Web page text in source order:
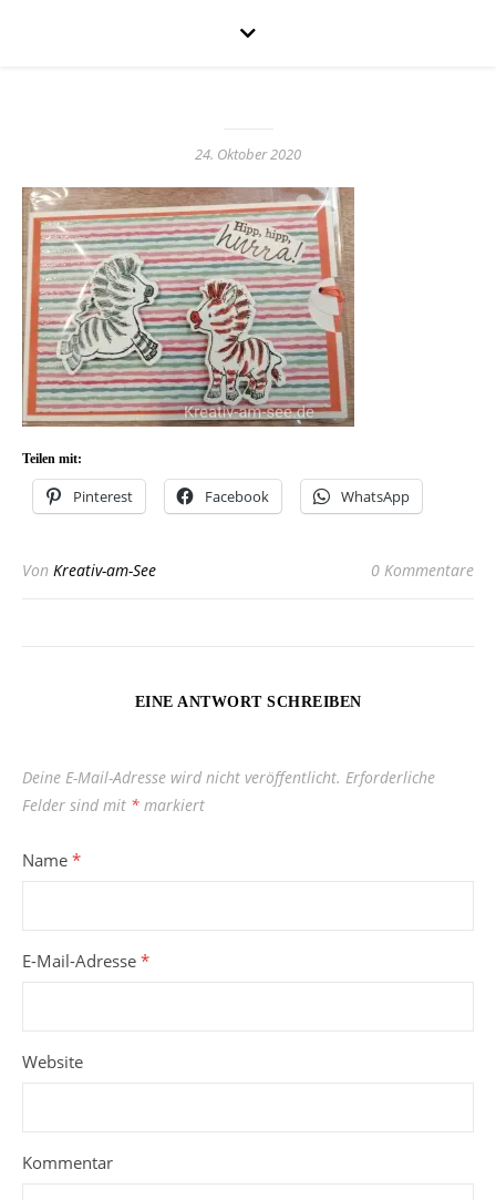
24. Oktober 2020
Teilen mit:
Pinterest Facebook WhatsApp
Von Kreativ-am-See 0 Kommentare
EINE ANTWORT SCHREIBEN
Deine E-Mail-Adresse wird nicht veröffentlicht. Erforderliche
Felder sind mit * markiert
Name *
E-Mail-Adresse *
Website
Kommentar